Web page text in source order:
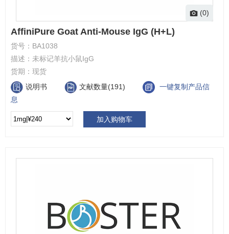
(0)
AffiniPure Goat Anti-Mouse IgG (H+L)
货号： BA1038
描述： 未标记羊抗小鼠IgG
货期： 现货
说明书
文献数量(191)
一键复制产品信
息
加入购物车